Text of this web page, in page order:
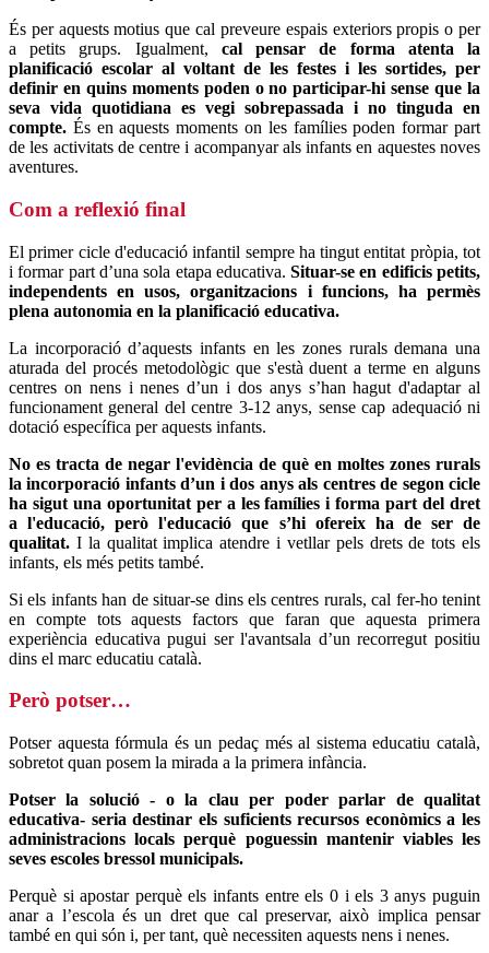
És per aquests motius que cal preveure espais exteriors propis o per
a petits grups. Igualment, cal pensar de forma atenta la
planificació escolar al voltant de les festes i les sortides, per
definir en quins moments poden o no participar-hi sense que la
seva vida quotidiana es vegi sobrepassada i no tinguda en
compte. És en aquests moments on les famílies poden formar part
de les activitats de centre i acompanyar als infants en aquestes noves
aventures.
Com a reflexió final
El primer cicle d'educació infantil sempre ha tingut entitat pròpia, tot
i formar part d’una sola etapa educativa.Situar-se en edificis petits,
independents en usos, organitzacions i funcions, ha permès
plena autonomia en la planificació educativa.
La incorporació d’aquests infants en les zones rurals demana una
aturada del procés metodològic que s'està duent a terme en alguns
centres on nens i nenes d’un i dos anys s’han hagut d'adaptar al
funcionament general del centre 3-12 anys, sense cap adequació ni
dotació específica per aquests infants.
No es tracta de negar l'evidència de què en moltes zones rurals
la incorporació infants d’un i dos anys als centres de segon cicle
ha sigut una oportunitat per a les famílies i forma part del dret
a l'educació, però l'educació que s’hi ofereix ha de ser de
qualitat. I la qualitat implica atendre i vetllar pels drets de tots els
infants, els més petits també.
Si els infants han de situar-se dins els centres rurals, cal fer-ho tenint
en compte tots aquests factors que faran que aquesta primera
experiència educativa pugui ser l'avantsala d’un recorregut positiu
dins el marc educatiu català.
Però potser…
Potser aquesta fórmula és un pedaç més al sistema educatiu català,
sobretot quan posem la mirada a la primera infància.
Potser la solució - o la clau per poder parlar de qualitat
educativa- seria destinar els suficients recursos econòmics a les
administracions locals perquè poguessin mantenir viables les
seves escoles bressol municipals.
Perquè si apostar perquè els infants entre els 0 i els 3 anys puguin
anar a l’escola és un dret que cal preservar, això implica pensar
també en qui són i, per tant, què necessiten aquests nens i nenes.